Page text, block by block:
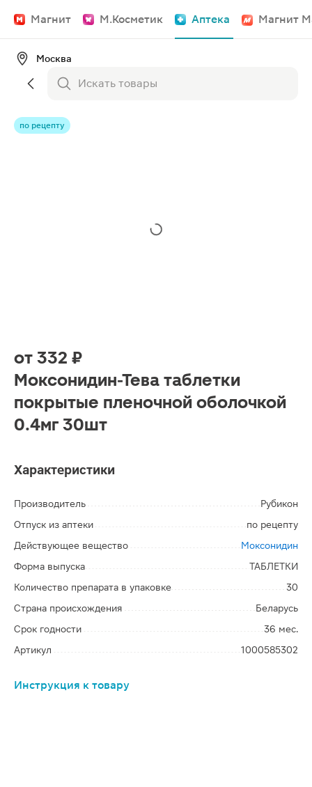
Магнит М.Косметик Аптека Магнит
Москва
по рецепту
от 332 ₽
Моксонидин-Тева таблетки
покрытые пленочной оболочкой
0.4мг 30шт
Характеристики
Производитель
Рубикон
Отпуск из аптеки
по рецепту
Действующее вещество
Моксонидин
Форма выпуска
ТАБЛЕТКИ
Количество препарата в упаковке
30
Страна происхождения
Беларусь
Срок годности
36 мес.
Артикул
1000585302
Инструкция к товару